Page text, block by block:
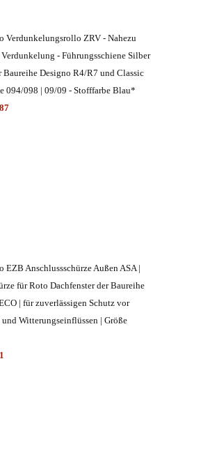
Verdunkelungsrollo ZRV - Nahezu
- Führungsschiene Silber
Baureihe Designo R4/R7 und Classic
094/098 | 09/09 - Stofffarbe Blau*
EZB Anschlussschürze Außen ASA |
für Roto Dachfenster der Baureihe
| für zuverlässigen Schutz vor
Witterungseinflüssen | Größe